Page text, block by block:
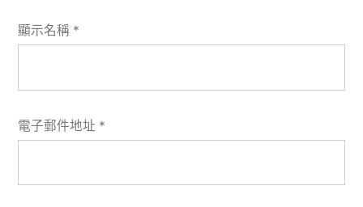
顯示名稱 *
電子郵件地址 *